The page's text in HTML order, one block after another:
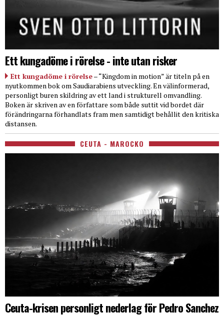
Ett kungadöme i rörelse - inte utan risker
Ett kungadöme i rörelse– “Kingdom in motion” är titeln på en
nyutkommen bok om Saudiarabiens utveckling. En välinformerad,
personligt buren skildring av ett land i strukturell omvandling.
Boken är skriven av en författare som både suttit vid bordet där
förändringarna förhandlats fram men samtidigt behållit den kritiska
distansen.
CEUTA - MAROCKO
Ceuta-krisen personligt nederlag för Pedro Sanchez